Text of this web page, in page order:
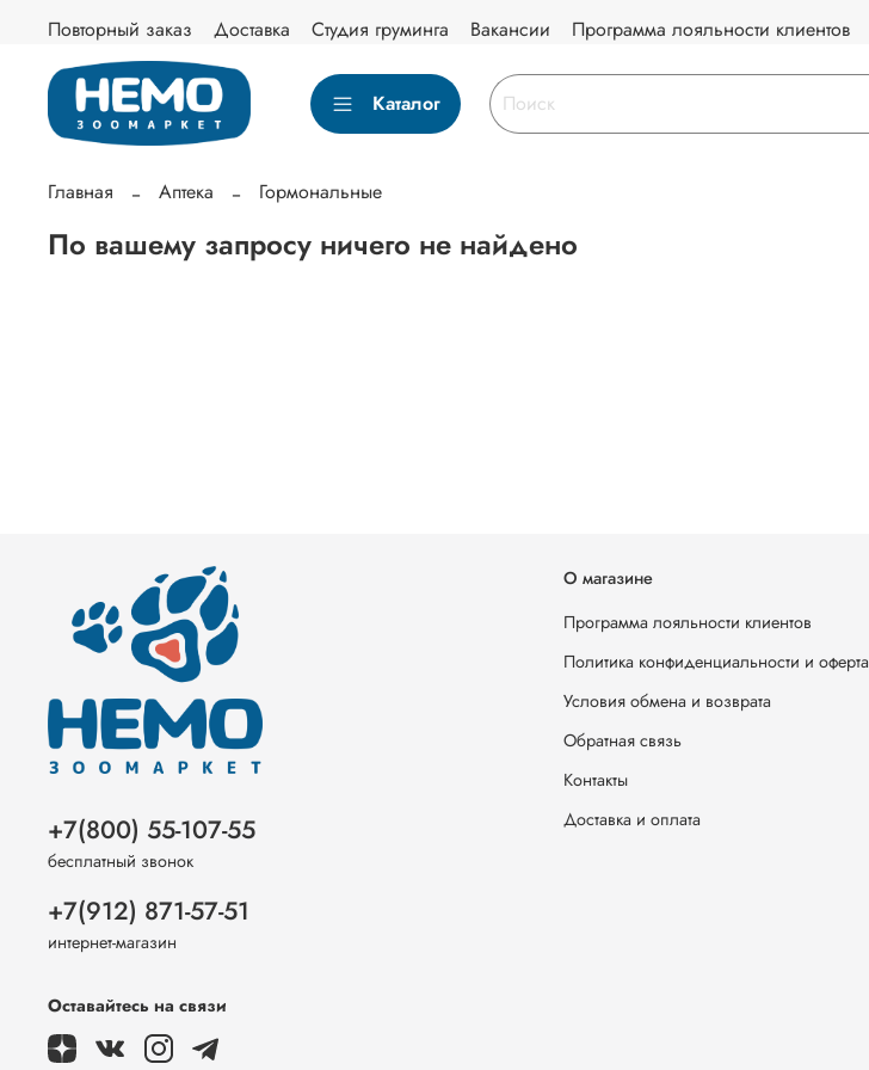
Повторный заказ Доставка Студия груминга Вакансии Программа лояльности клиентов
Каталог
Главная Аптека Гормональные
По вашему запросу ничего не найдено
О магазине
Программа лояльности клиентов
Политика конфиденциальности и оферта
Условия обмена и возврата
Обратная связь
Контакты
Доставка и оплата
+7(800) 55-107-55
бесплатный звонок
+7(912) 871-57-51
интернет-магазин
Оставайтесь на связи